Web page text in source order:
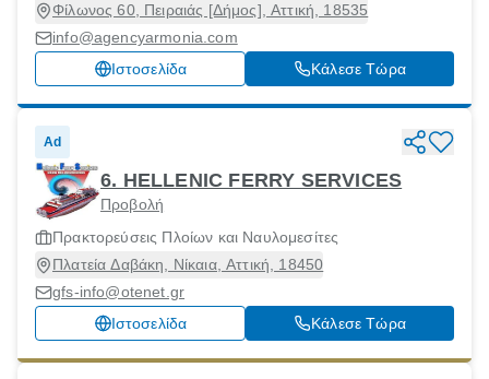
Φίλωνος 60, Πειραιάς [Δήμος], Αττική, 18535
info@agencyarmonia.com
Ιστοσελίδα
Κάλεσε Τώρα
Ad
6. HELLENIC FERRY SERVICES
Προβολή
Πρακτορεύσεις Πλοίων και Ναυλομεσίτες
Πλατεία Δαβάκη, Νίκαια, Αττική, 18450
gfs-info@otenet.gr
Ιστοσελίδα
Κάλεσε Τώρα